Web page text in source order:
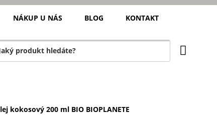
NÁKUP U NÁS BLOG KONTAKT
kokosový 200 ml BIO BIOPLANETE